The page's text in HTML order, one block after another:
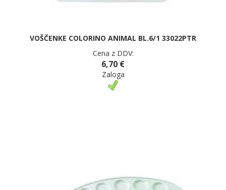
VOŠČENKE COLORINO ANIMAL BL.6/1 33022PTR
Cena z DDV:
6,70 €
Zaloga